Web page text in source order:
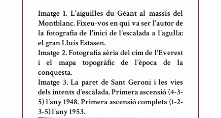
Imatge 1. L'aiguilles du Gèant al massís del
Montblanc. Fixeu-vos en qui va ser l'autor de
la fotografia de l'inici de l'escalada a l'agulla:
el gran Lluís Estasen.
Imatge 2. Fotografia aèria del cim de l'Everest
i el mapa topogràfic de l'època de la
conquesta.
Imatge 3. La paret de Sant Geroni i les vies
dels intents d'escalada. Primera ascensió (4-3-
5) l'any 1948. Primera ascensió completa (1-2-
3-5) l'any 1953.